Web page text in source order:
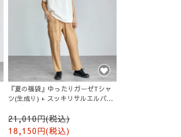
『夏の福袋』ゆったりガーゼTシャ
ツ(生成り) + スッキリサルエルパン
21,010円(税込)
18,150円(税込)